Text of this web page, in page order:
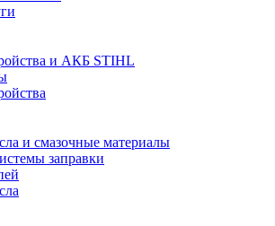
и АКБ STIHL
и смазочные материалы
заправки